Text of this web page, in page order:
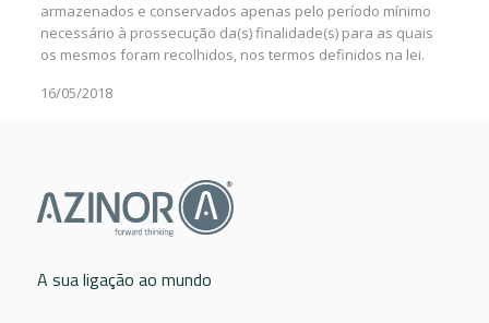
armazenados e conservados apenas pelo período mínimo
necessário à prossecução da(s) finalidade(s) para as quais
os mesmos foram recolhidos, nos termos definidos na lei.
16/05/2018
A sua ligação ao mundo